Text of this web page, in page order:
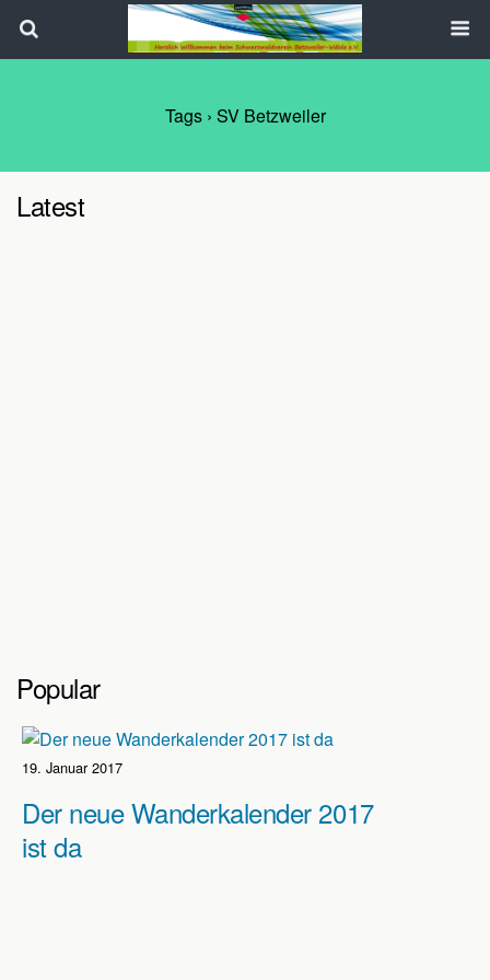
Tags › SV Betzweiler
Latest
Popular
19. Januar 2017
Der neue Wanderkalender 2017
ist da